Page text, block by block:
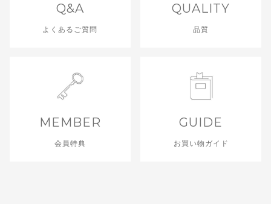
Q&A
よくあるご質問
QUALITY
品質
MEMBER
会員特典
GUIDE
お買い物ガイド